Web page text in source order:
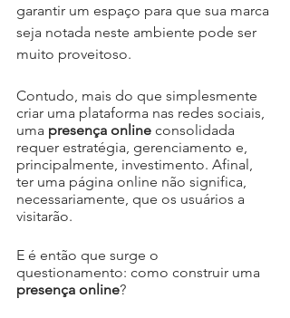
garantir um espaço para que sua marca
seja notada neste ambiente pode ser
muito proveitoso.
Contudo, mais do que simplesmente
criar uma plataforma nas redes sociais,
uma presença online consolidada
requer estratégia, gerenciamento e,
principalmente, investimento. Afinal,
ter uma página online não significa,
necessariamente, que os usuários a
visitarão.
E é então que surge o
questionamento: como construir uma
presença online?